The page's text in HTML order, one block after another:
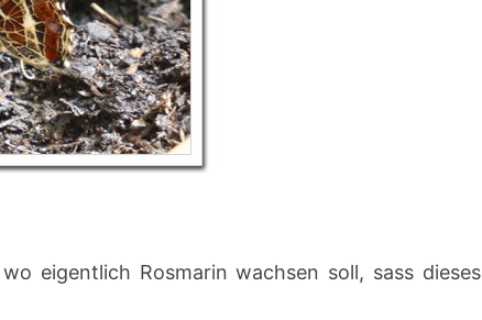
eigentlich Rosmarin wachsen soll, sass dieses